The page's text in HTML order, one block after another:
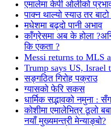
एमालेमा केपी ओलीको
पाक्न थाल्यो स्याउ तर
मधेशमा बढ्दो पानी अभाव
काँग्रेसमा अब के होला
कि एकता ?
Messi returns to MLS
Trump says US,
सङ्गठित गिरोह पक्राउ
ग्यासको फेरि सकस
धार्मिक सद्भावको नमुना :
कोशीमा एमालेभित्र ठूलो
नयाँ मुख्यमन्त्री मेन्याङ्बो?